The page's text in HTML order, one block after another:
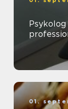
01.